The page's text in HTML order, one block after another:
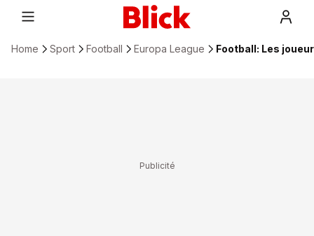
Home Sport Football Europa League Football: Les